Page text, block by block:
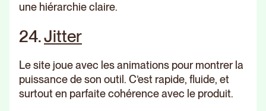
une hiérarchie claire.
24.Jitter
Le site joue avec les animations pour montrer la
puissance de son outil. C’est rapide, fluide, et
surtout en parfaite cohérence avec le produit.